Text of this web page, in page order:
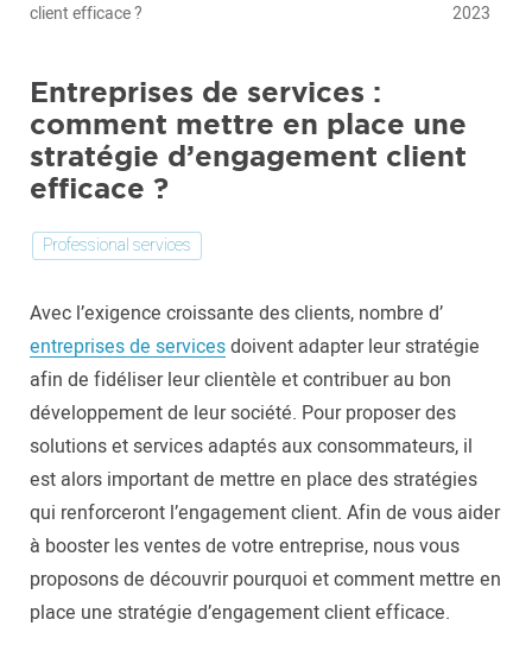
client efficace ?
2023
Entreprises de services :
comment mettre en place une
stratégie d’engagement client
efficace ?
Professional services
Avec l’exigence croissante des clients, nombre d’
entreprises de servicesdoivent adapter leur stratégie
afin de fidéliser leur clientèle et contribuer au bon
développement de leur société. Pour proposer des
solutions et services adaptés aux consommateurs, il
est alors important de mettre en place des stratégies
qui renforceront l’engagement client. Afin de vous aider
à booster les ventes de votre entreprise, nous vous
proposons de découvrir pourquoi et comment mettre en
place une stratégie d’engagement client efficace.